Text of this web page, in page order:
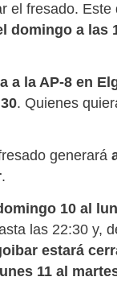
el fresado.
domingo a las
a la AP-8 en
. Quienes
generará
.
10 al
las 22:30 y,
estará
11 al